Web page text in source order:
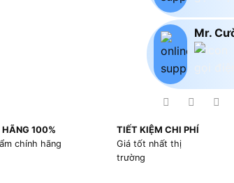
Mr.
100%
chính hãng
TIẾT KIỆM CHI PHÍ
Giá tốt nhất thị
trường